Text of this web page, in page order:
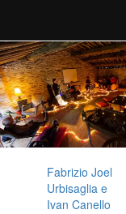
Fabrizio Joel
Urbisaglia e
Ivan Canello